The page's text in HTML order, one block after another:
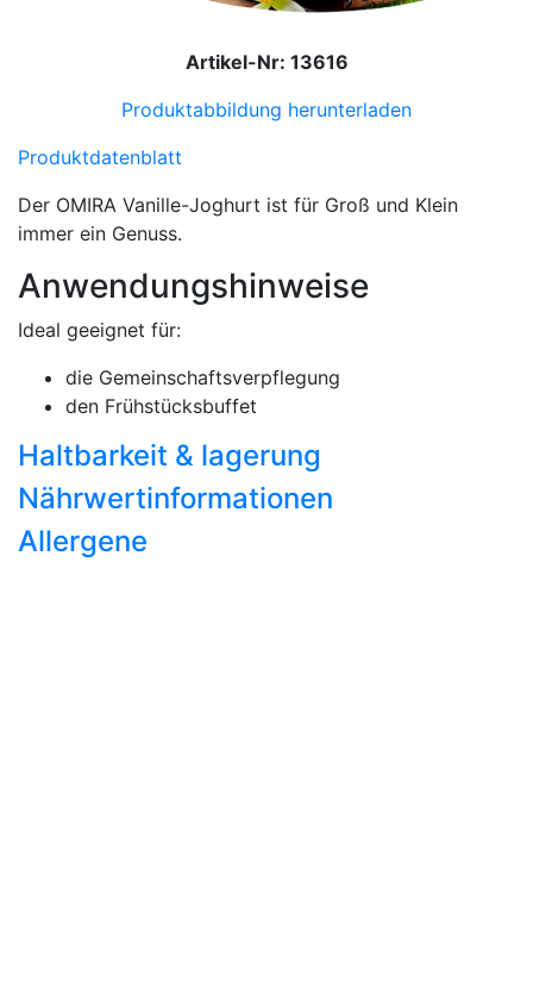
Artikel-Nr: 13616
Produktabbildung herunterladen
Produktdatenblatt
Der OMIRA Vanille-Joghurt ist für Groß und Klein
immer ein Genuss.
Anwendungshinweise
Ideal geeignet für:
die Gemeinschaftsverpflegung
den Frühstücksbuffet
Haltbarkeit & lagerung
Nährwertinformationen
Allergene